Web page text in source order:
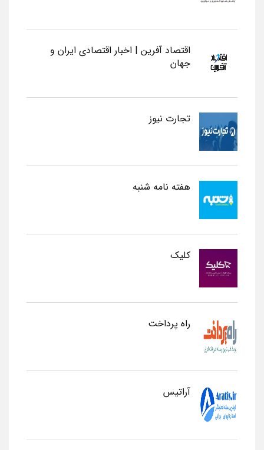
اقتصاد آفرین | اخبار اقتصادی ایران و
جهان
تجارت نیوز
هفته نامه شنبه
کلیک
راه پرداخت
آراتیس